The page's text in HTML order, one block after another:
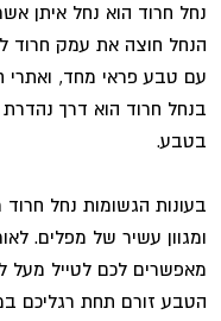
נחל חרוד הוא נחל איתן
הנחל חוצה את עמק חרוד
עם טבע פראי מחד, ואתרי
בנחל חרוד הוא דרך
בטבע.
בעונות הגשומות נחל
ומגוון עשיר של מפלים.
מאפשרים לכם לטייל מעל
הטבע זורם תחת רגליכם